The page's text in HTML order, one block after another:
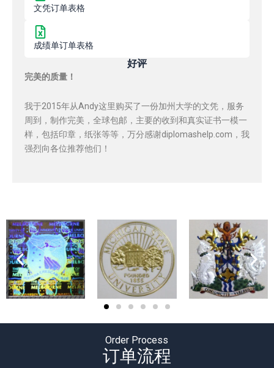
文凭订单表格
成绩单订单表格
好评
完美的质量！
我于2015年从Andy这里购买了一份加州大学的文凭，服务
周到，制作完美，全球包邮，主要的收到和真实证书一模一
样，包括印章，纸张等等，万分感谢diplomashelp.com，我
强烈向各位推荐他们！
Order Process
订单流程